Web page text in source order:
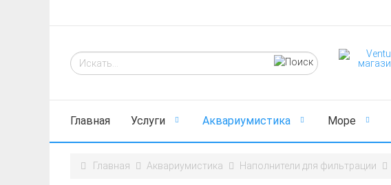
Главная Услуги Аквариумистика Море
Главная Аквариумистика Наполнители для фильтрации